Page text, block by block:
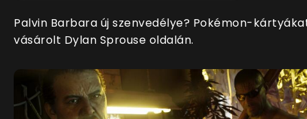
Palvin Barbara új szenvedélye? Pokémon-
vásárolt Dylan Sprouse oldalán.